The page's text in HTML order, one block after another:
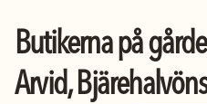
Butikerna på
Arvid,